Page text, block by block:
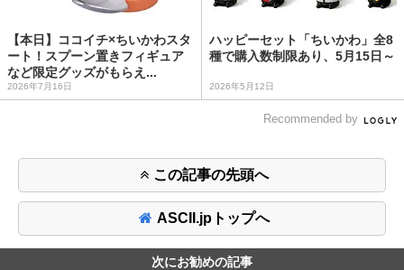
【本日】ココイチ×ちいかわスタ
ート！スプーン置きフィギュア
など限定グッズがもらえ...
2026年7月16日
ハッピーセット「ちいかわ」全8
種で購入数制限あり、5月15日～
2026年5月12日
Recommended by
この記事の先頭へ
ASCII.jpトップへ
次にお勧めの記事